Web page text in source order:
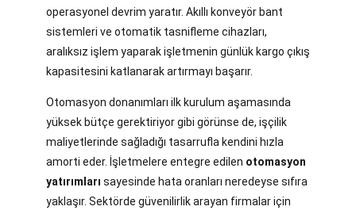
operasyonel devrim yaratır. Akıllı konveyör bant
sistemleri ve otomatik tasnifleme cihazları,
aralıksız işlem yaparak işletmenin günlük kargo çıkış
kapasitesini katlanarak artırmayı başarır.
Otomasyon donanımları ilk kurulum aşamasında
yüksek bütçe gerektiriyor gibi görünse de, işçilik
maliyetlerinde sağladığı tasarrufla kendini hızla
amorti eder. İşletmelere entegre edilen otomasyon
yatırımları sayesinde hata oranları neredeyse sıfıra
yaklaşır. Sektörde güvenilirlik arayan firmalar için